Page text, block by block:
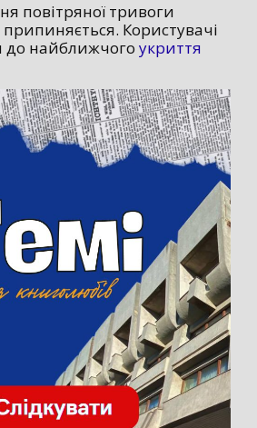
повітряної тривоги
Користувачі
до найближчого укриття